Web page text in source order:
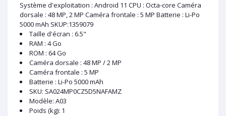
Système d'exploitation : Android 11 CPU : Octa-core Caméra
dorsale : 48 MP, 2 MP Caméra frontale : 5 MP Batterie : Li-Po
5000 mAh SKUP:1359079
Taille d'écran : 6.5"
RAM : 4 Go
ROM : 64 Go
Caméra dorsale : 48 MP / 2 MP
Caméra frontale : 5 MP
Batterie : Li-Po 5000 mAh
SKU: SA024MP0CZ5D5NAFAMZ
Modèle: A03
Poids (kg): 1